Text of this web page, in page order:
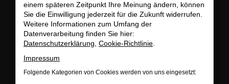
MO - FR: 07:00 bis 18:00 Uhr | SA: 09:30 bis 12:00 Uhr
+49 3745 7817-0
Newsletteranmeldung
Bleiben Sie stets auf dem Laufenden und erhalten Sie
Benachrichtigungen direkt in Ihr Postfach.
einem späteren Zeitpunkt Ihre Meinung ändern, können
Sie die Einwilligung jederzeit für die Zukunft widerrufen.
Weitere Informationen zum Umfang der
Datenverarbeitung finden Sie hier:
Datenschutzerklärung Cookie-Richtlinie
Impressum
Folgende Kategorien von Cookies werden von uns eingesetzt: